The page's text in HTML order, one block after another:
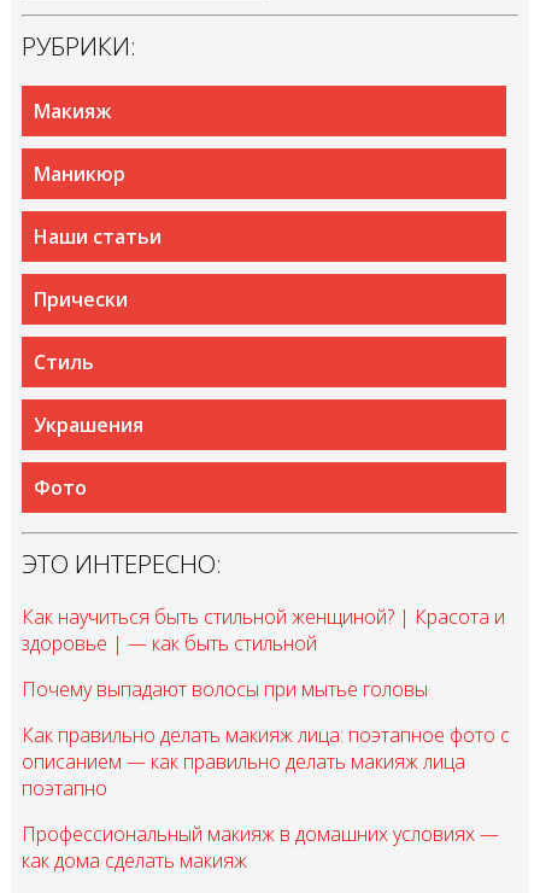
РУБРИКИ:
Макияж
Маникюр
Наши статьи
Прически
Стиль
Украшения
Фото
ЭТО ИНТЕРЕСНО:
Как научиться быть стильной женщиной? | Красота и
здоровье | — как быть стильной
Почему выпадают волосы при мытье головы
Как правильно делать макияж лица: поэтапное фото с
описанием — как правильно делать макияж лица
поэтапно
Профессиональный макияж в домашних условиях —
как дома сделать макияж